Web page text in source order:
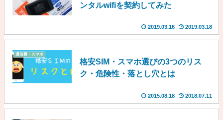
ンタルwifiを契約してみた
2019.03.16 2019.03.18
通信費・スマホ
格安SIM・スマホ選びの3つのリス
ク・危険性・落とし穴とは
2015.08.18 2018.07.11